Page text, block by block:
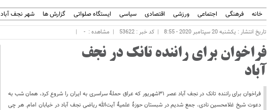
خانه فرهنگی اجتماعی ورزشی اقتصادی سیاسی ایستگاه صلواتی گزارش ها شهر نجف آباد
تاریخ انتشار : یکشنبه 20 سپتامبر 2020 - 8:55 کد خبر : 53622 مشاهده : -
فراخوان برای راننده تانک در نجف
آباد
فراخوان برای راننده تانک در نجف آباد عصر ۳۱شهریور که عراق حملۀ سراسری‌ به ایران را شروع کرد، همان شب به
دعوت شیخ غلامحسین ‌نادی، جمع شدیم در شبستان حوزۀ علمیۀ آیت‌الله ریاضی نجف آباد در خیابان امام. هر چی